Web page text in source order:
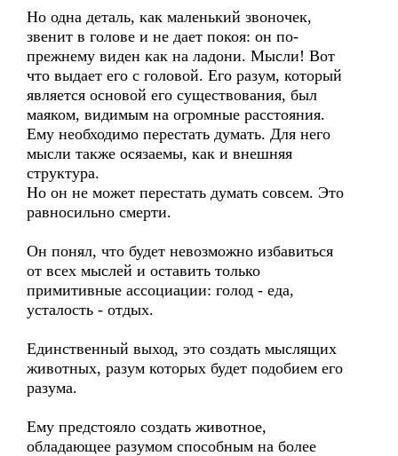
Но одна деталь, как маленький звоночек,
звенит в голове и не дает покоя: он по-
прежнему виден как на ладони. Мысли! Вот
что выдает его с головой. Его разум, который
является основой его существования, был
маяком, видимым на огромные расстояния.
Ему необходимо перестать думать. Для него
мысли также осязаемы, как и внешняя
структура.
Но он не может перестать думать совсем. Это
равносильно смерти.
Он понял, что будет невозможно избавиться
от всех мыслей и оставить только
примитивные ассоциации: голод - еда,
усталость - отдых.
Единственный выход, это создать мыслящих
животных, разум которых будет подобием его
разума.
Ему предстояло создать животное,
обладающее разумом способным на более